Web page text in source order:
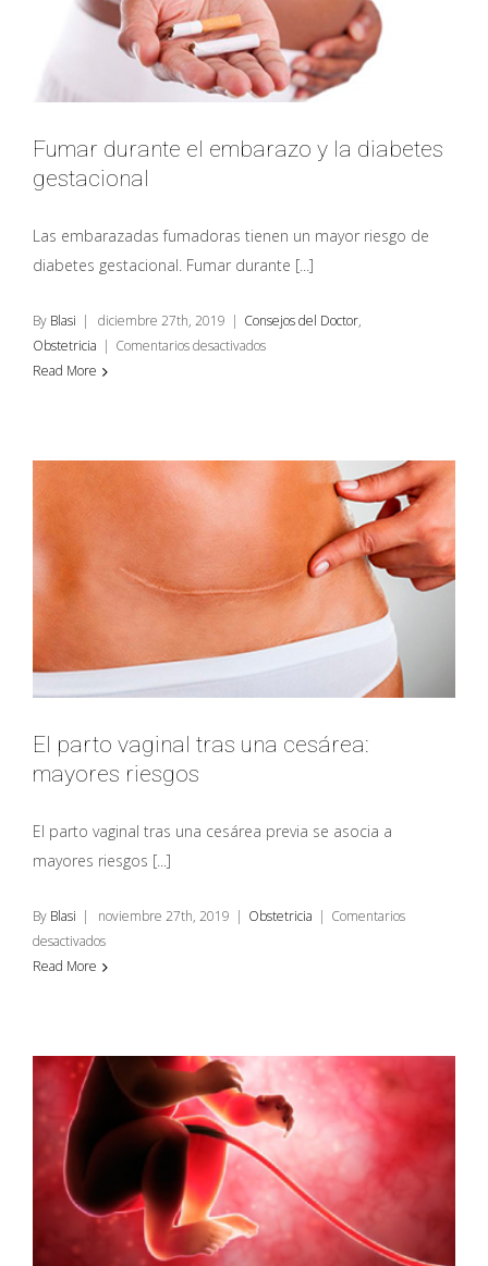
pistachos
Fumar durante el embarazo y la diabetes
gestacional
Las embarazadas fumadoras tienen un mayor riesgo de
diabetes gestacional. Fumar durante [...]
By Blasi | diciembre 27th, 2019 | Consejos del Doctor,
Obstetricia | Comentarios desactivadosen
gestacional
Read More
El parto vaginal tras una cesárea:
mayores riesgos
El parto vaginal tras una cesárea previa se asocia a
mayores riesgos [...]
By Blasi | noviembre 27th, 2019 | Obstetricia | Comentarios
desactivadosen
El
una
cesárea:
mayores
riesgos
Read More